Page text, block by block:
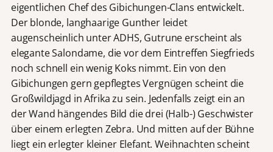
eigentlichen Chef des Gibichungen-Clans entwickelt.
Der blonde, langhaarige Gunther leidet
augenscheinlich unter ADHS, Gutrune erscheint als
elegante Salondame, die vor dem Eintreffen Siegfrieds
noch schnell ein wenig Koks nimmt. Ein von den
Gibichungen gern gepflegtes Vergnügen scheint die
Großwildjagd in Afrika zu sein. Jedenfalls zeigt ein an
der Wand hängendes Bild die drei (Halb-) Geschwister
über einem erlegten Zebra. Und mitten auf der Bühne
liegt ein erlegter kleiner Elefant. Weihnachten scheint